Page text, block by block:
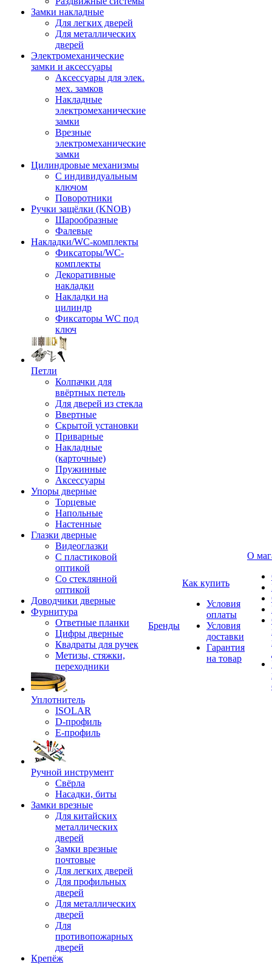
Замки накладные
Для легких дверей
Для металлических
дверей
Электромеханические
замки и аксессуары
Аксессуары для элек.
мех. замков
Накладные
электромеханические
замки
Врезные
электромеханические
замки
Цилиндровые механизмы
С индивидуальным
ключом
Поворотники
Ручки защёлки (KNOB)
Шарообразные
Фалевые
Накладки/WC-комплекты
Фиксаторы/WC-
комплекты
Декоративные
накладки
Накладки на
цилиндр
Фиксаторы WC под
ключ
Петли
Колпачки для
ввёртных петель
Для дверей из стекла
Ввертные
Скрытой установки
Приварные
Накладные
(карточные)
Пружинные
Аксессуары
Упоры дверные
Торцевые
Напольные
Настенные
Глазки дверные
Видеоглазки
С пластиковой
оптикой
Со стеклянной
оптикой
Доводчики дверные
Фурнитура
Ответные планки
Цифры дверные
Квадраты для ручек
Метизы, стяжки,
переходники
Уплотнитель
ISOLAR
D-профиль
Е-профиль
Ручной инструмент
Свёрла
Насадки, биты
Замки врезные
Для китайских
металлических
дверей
Замки врезные
почтовые
Для легких дверей
Для профильных
дверей
Для металлических
дверей
Для
противопожарных
дверей
Крепёж
Бренды
Как купить
Условия
оплаты
Условия
доставки
Гарантия
на товар
О